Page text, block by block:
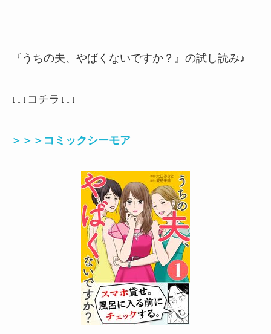
『うちの夫、やばくないですか？』の試し読み♪
↓↓↓コチラ↓↓↓
＞＞＞コミックシーモア